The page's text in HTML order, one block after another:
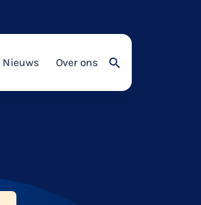
Nieuws Over ons